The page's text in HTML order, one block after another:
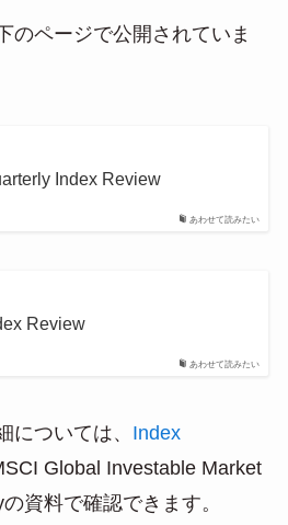
のページで公開されていま
あわせて読みたい
Index Review
あわせて読みたい
Review
については、 Index
Global Investable Market
資料で確認できます。